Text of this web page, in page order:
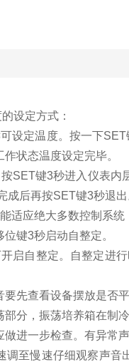
设定方式：
定温度。按一下SET
状态温度设定完毕。
键3秒进入仪表内
成后再按SET键3秒退出
应绝大多数控制系统
键3秒启动自整定。
自整定。自整定进行
查看设备摆放是否平
，振荡培养箱在制冷
进一步检查。有异常
调至慢速仔细观察声